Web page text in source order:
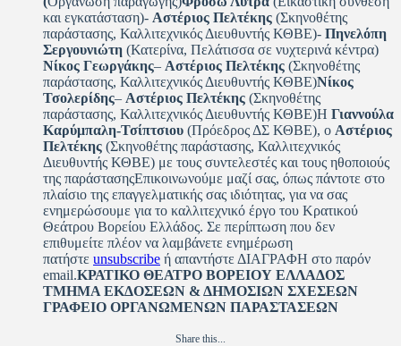
και εγκατάσταση)- Αστέριος Πελτέκης (Σκηνοθέτης
παράστασης, Καλλιτεχνικός Διευθυντής ΚΘΒΕ)- Πηνελόπη
Σεργουνιώτη (Κατερίνα, Πελάτισσα σε νυχτερινά κέντρα)
Νίκος Γεωργάκης– Αστέριος Πελτέκης (Σκηνοθέτης
παράστασης, Καλλιτεχνικός Διευθυντής ΚΘΒΕ)Νίκος
Τσολερίδης– Αστέριος Πελτέκης (Σκηνοθέτης
παράστασης, Καλλιτεχνικός Διευθυντής ΚΘΒΕ)Η Γιαννούλα
Καρύμπαλη-Τσίπτσιου (Πρόεδρος ΔΣ ΚΘΒΕ), ο Αστέριος
Πελτέκης (Σκηνοθέτης παράστασης, Καλλιτεχνικός
Διευθυντής ΚΘΒΕ) με τους συντελεστές και τους ηθοποιούς
της παράστασηςΕπικοινωνούμε μαζί σας, όπως πάντοτε στο
πλαίσιο της επαγγελματικής σας ιδιότητας, για να σας
ενημερώσουμε για το καλλιτεχνικό έργο του Κρατικού
Θεάτρου Βορείου Ελλάδος. Σε περίπτωση που δεν
επιθυμείτε πλέον να λαμβάνετε ενημέρωση
πατήστε unsubscribe ή απαντήστε ΔΙΑΓΡΑΦΗ στο παρόν
email.ΚΡΑΤΙΚΟ ΘΕΑΤΡΟ ΒΟΡΕΙΟΥ ΕΛΛΑΔΟΣ
ΤΜΗΜΑ ΕΚΔΟΣΕΩΝ & ΔΗΜΟΣΙΩΝ ΣΧΕΣΕΩΝ
ΓΡΑΦΕΙΟ ΟΡΓΑΝΩΜΕΝΩΝ ΠΑΡΑΣΤΑΣΕΩΝ
Share this...